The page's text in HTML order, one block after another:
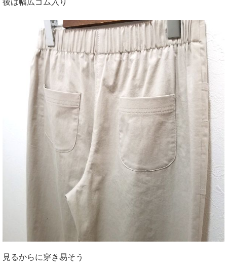
後は幅広ゴム入り
見るからに穿き易そう